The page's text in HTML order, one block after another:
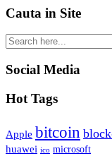
Cauta in Site
Social Media
Hot Tags
Apple bitcoin
huawei ico microsoft